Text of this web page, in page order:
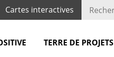
Votre
Cartes interactives
TERRE DE PROJETS